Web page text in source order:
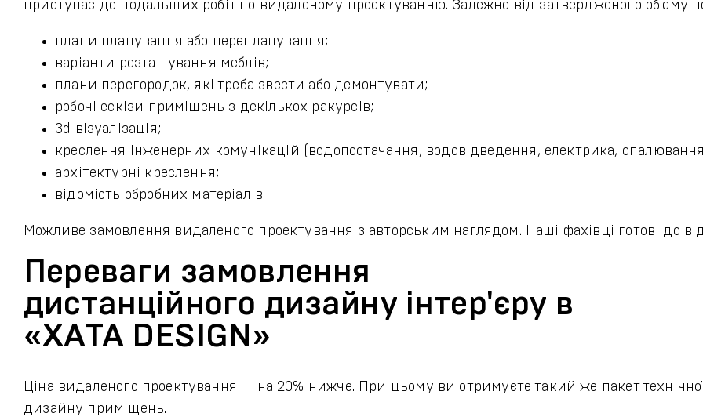
приступає до подальших робіт по видаленому проектуванню. Залежно від затвердженого об'єму
плани планування або перепланування;
варіанти розташування меблів;
плани перегородок, які треба звести або демонтувати;
робочі ескізи приміщень з декількох ракурсів;
3d візуалізація;
креслення інженерних комунікацій (водопостачання, водовідведення, електрика,
архітектурні креслення;
відомість обробних матеріалів.
Можливе замовлення видаленого проектування з авторським наглядом. Наші фахівці готові до
Переваги замовлення
дистанційного дизайну інтер'єру в
«ХАТА DESIGN»
Ціна видаленого проектування — на 20% нижче. При цьому ви отримуєте такий же пакет
дизайну приміщень.